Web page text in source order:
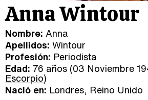
Anna Wintour
Nombre: Anna
Apellidos: Wintour
Profesión: Periodista
Edad: 76 años (03 Noviembre
Escorpio)
Nació en: Londres, Reino Unido